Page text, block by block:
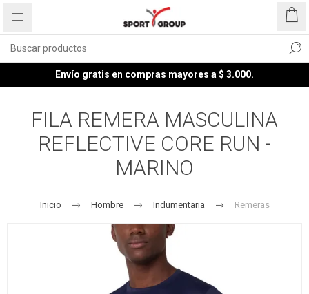
Envío gratis en compras mayores a $ 3.000.
FILA REMERA MASCULINA
REFLECTIVE CORE RUN -
MARINO
Inicio Hombre Indumentaria Remeras